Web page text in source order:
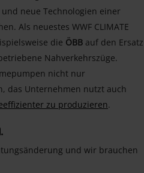
neue Technologien einer
Als neuestes WWF CLIMATE
die ÖBB auf den Ersatz
Nahverkehrszüge.
nicht nur
das Unternehmen nutzt auch
zu produzieren.
und wir brauchen